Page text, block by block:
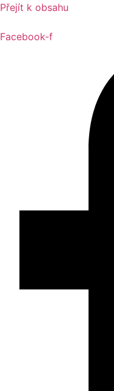
Přejít k obsahu
Facebook-f